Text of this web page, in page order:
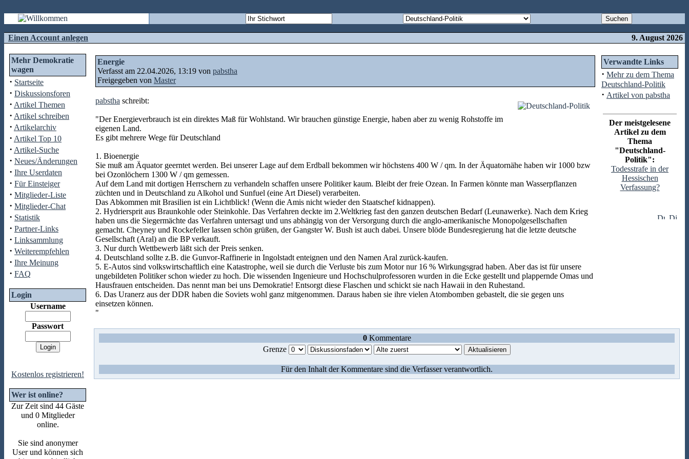
Einen Account anlegen 9. August 2026
Mehr Demokratie
wagen
· Startseite
· Diskussionsforen
· Artikel Themen
· Artikel schreiben
· Artikelarchiv
· Artikel Top 10
· Artikel-Suche
· Neues/Änderungen
· Ihre Userdaten
· Für Einsteiger
· Mitglieder-Liste
· Mitglieder-Chat
· Statistik
· Partner-Links
· Linksammlung
· Weiterempfehlen
· Ihre Meinung
· FAQ
Login
Username
Passwort
Kostenlos registrieren!
Wer ist online?
Zur Zeit sind 44 Gäste
und 0 Mitglieder
online.
Sie sind anonymer
User und können sich
Energie
Verfasst am 22.04.2026, 13:19 von pabstha
Freigegeben von Master
pabstha schreibt:
"Der Energieverbrauch ist ein direktes Maß für Wohlstand. Wir brauchen günstige Energie, haben aber zu wenig Rohstoffe im
eigenen Land.
Es gibt mehrere Wege für Deutschland
1. Bioenergie
Sie muß am Äquator geerntet werden. Bei unserer Lage auf dem Erdball bekommen wir höchstens 400 W / qm. In der Äquatornähe haben wir 1000 bzw
bei Ozonlöchern 1300 W / qm gemessen.
Auf dem Land mit dortigen Herrschern zu verhandeln schaffen unsere Politiker kaum. Bleibt der freie Ozean. In Farmen könnte man Wasserpflanzen
züchten und in Deutschland zu Alkohol und Sunfuel (eine Art Diesel) verarbeiten.
Das Abkommen mit Brasilien ist ein Lichtblick! (Wenn die Amis nicht wieder den Staatschef kidnappen).
2. Hydriersprit aus Braunkohle oder Steinkohle. Das Verfahren deckte im 2.Weltkrieg fast den ganzen deutschen Bedarf (Leunawerke). Nach dem Krieg
haben uns die Siegermächte das Verfahren untersagt und uns abhängig von der Versorgung durch die anglo-amerikanische Monopolgesellschaften
gemacht. Cheyney und Rockefeller lassen schön grüßen, der Gangster W. Bush ist auch dabei. Unsere blöde Bundesregierung hat die letzte deutsche
Gesellschaft (Aral) an die BP verkauft.
3. Nur durch Wettbewerb läßt sich der Preis senken.
4. Deutschland sollte z.B. die Gunvor-Raffinerie in Ingolstadt enteignen und den Namen Aral zurück-kaufen.
5. E-Autos sind volkswirtschaftlich eine Katastrophe, weil sie durch die Verluste bis zum Motor nur 16 % Wirkungsgrad haben. Aber das ist für unsere
ungebildeten Politiker schon wieder zu hoch. Die wissenden Ingenieure und Hochschulprofessoren wurden in die Ecke gestellt und plappernde Omas und
Hausfrauen entscheiden. Das nennt man bei uns Demokratie! Entsorgt diese Flaschen und schickt sie nach Hawaii in den Ruhestand.
6. Das Uranerz aus der DDR haben die Soviets wohl ganz mitgenommen. Daraus haben sie ihre vielen Atombomben gebastelt, die sie gegen uns
einsetzen können.
"
Verwandte Links
· Mehr zu dem Thema
Deutschland-Politik
· Artikel von pabstha
Der meistgelesene
Artikel zu dem
Thema
"Deutschland-
Politik":
Todesstrafe in der
Hessischen
Verfassung?
0Kommentare
Grenze
Für den Inhalt der Kommentare sind die Verfasser verantwortlich.